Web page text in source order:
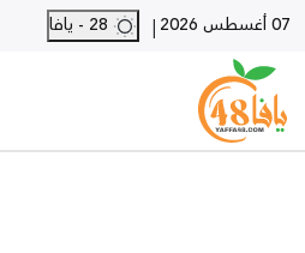
07 أغسطس 2026 |